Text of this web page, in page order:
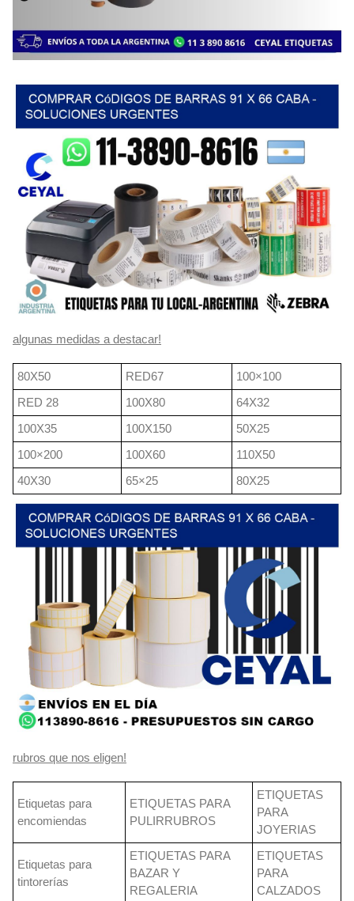
algunas medidas a destacar!
80X50 RED67
100×100
RED 28
100X80
64X32
100X35
100X150
50X25
100×200
100X60
110X50
40X30
65×25 80X25
rubros que nos eligen!
Etiquetas para
encomiendas
ETIQUETAS PARA
PULIRRUBROS
ETIQUETAS
PARA
JOYERIAS
Etiquetas para
tintorerías
ETIQUETAS PARA
BAZAR Y
REGALERIA
ETIQUETAS
PARA
CALZADOS